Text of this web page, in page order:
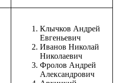
Клычков Андрей
Евгеньевич
Иванов Николай
Николаевич
Фролов Андрей
Александрович